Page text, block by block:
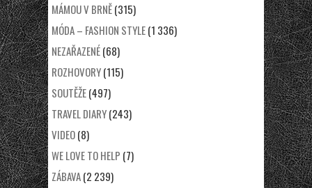
MÁMOU V BRNĚ(315)
MÓDA – FASHION STYLE(1 336)
NEZAŘAZENÉ(68)
ROZHOVORY(115)
SOUTĚŽE(497)
TRAVEL DIARY(243)
VIDEO(8)
WE LOVE TO HELP (7)
ZÁBAVA(2 239)